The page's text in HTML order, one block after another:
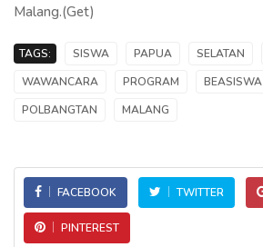
Malang.(Get)
TAGS: SISWA PAPUA SELATAN
WAWANCARA
PROGRAM BEASISWA
POLBANGTAN
MALANG
FACEBOOK TWITTER
PINTEREST